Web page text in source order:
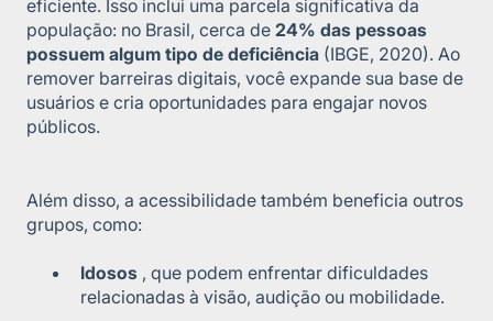
eficiente. Isso inclui uma parcela significativa da
população: no Brasil, cerca de 24% das pessoas
possuem algum tipo de deficiência (IBGE, 2020). Ao
remover barreiras digitais, você expande sua base de
usuários e cria oportunidades para engajar novos
públicos.
Além disso, a acessibilidade também beneficia outros
grupos, como:
Idosos , que podem enfrentar dificuldades
relacionadas à visão, audição ou mobilidade.